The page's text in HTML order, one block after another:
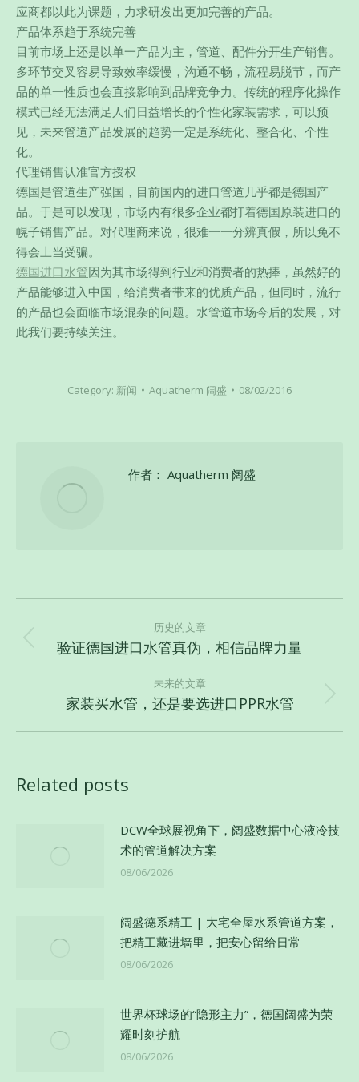
应商都以此为课题，力求研发出更加完善的产品。
产品体系趋于系统完善
目前市场上还是以单一产品为主，管道、配件分开生产销售。
多环节交叉容易导致效率缓慢，沟通不畅，流程易脱节，而产
品的单一性质也会直接影响到品牌竞争力。传统的程序化操作
模式已经无法满足人们日益增长的个性化家装需求，可以预
见，未来管道产品发展的趋势一定是系统化、整合化、个性
化。
代理销售认准官方授权
德国是管道生产强国，目前国内的进口管道几乎都是德国产
品。于是可以发现，市场内有很多企业都打着德国原装进口的
幌子销售产品。对代理商来说，很难一一分辨真假，所以免不
得会上当受骗。
德国进口水管因为其市场得到行业和消费者的热捧，虽然好的
产品能够进入中国，给消费者带来的优质产品，但同时，流行
的产品也会面临市场混杂的问题。水管道市场今后的发展，对
此我们要持续关注。
Category: 新闻 Aquatherm 阔盛 08/02/2016
作者： Aquatherm 阔盛
历史的文章
历
的
文
验证德国进口水管真伪，相信品牌力量
未来的文章
未
家装买水管，还是要选进口PPR水管
Related posts
DCW全球展视角下，阔盛数据中心液冷技
术的管道解决方案
08/06/2026
阔盛德系精工 | 大宅全屋水系管道方案，
把精工藏进墙里，把安心留给日常
08/06/2026
世界杯球场的“隐形主力”，德国阔盛为荣
耀时刻护航
08/06/2026